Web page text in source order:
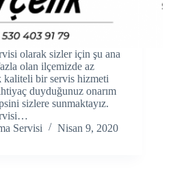
olarak sizler için şu ana
olan ilçemizde az
kaliteli bir servis hizmeti
duyduğunuz onarım
sizlere sunmaktayız.
Servisi
Nisan 9, 2020